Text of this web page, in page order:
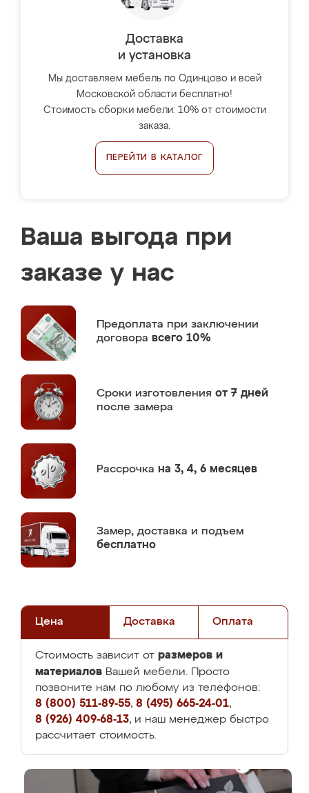
Доставка
и установка
Мы доставляем мебель по Одинцово и всей
Московской области бесплатно!
Стоимость сборки мебели: 10% от стоимости
заказа.
ПЕРЕЙТИ В КАТАЛОГ
Ваша выгода при
заказе у нас
Предоплата при заключении
договора всего 10%
Сроки изготовления от 7 дней
после замера
Рассрочка на 3, 4, 6 месяцев
Замер, доставка и подъем
бесплатно
Цена Доставка Оплата
Стоимость зависит от размеров и
материалов Вашей мебели. Просто
позвоните нам по любому из телефонов:
8 (800) 511-89-55, 8 (495) 665-24-01,
8 (926) 409-68-13, и наш менеджер быстро
рассчитает стоимость.